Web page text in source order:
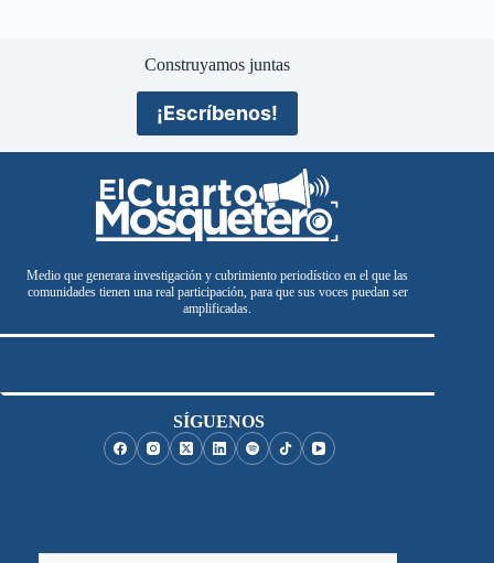
Construyamos juntas
¡Escríbenos!
Medio que generara investigación y cubrimiento periodístico en el que las
comunidades tienen una real participación, para que sus voces puedan ser
amplificadas.
SÍGUENOS